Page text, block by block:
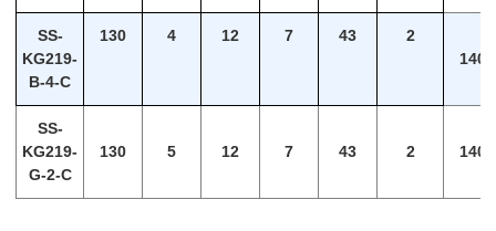
SS-
KG219-
B-4-C
130 4 12 7 43
2
140
SS-
KG219-
G-2-C
130 5 12 7 43 2 140